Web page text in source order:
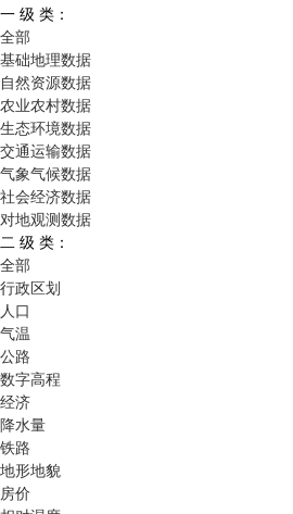
一 级 类：
全部
基础地理数据
自然资源数据
农业农村数据
生态环境数据
交通运输数据
气象气候数据
社会经济数据
对地观测数据
二 级 类：
全部
行政区划
人口
气温
公路
数字高程
经济
降水量
铁路
地形地貌
房价